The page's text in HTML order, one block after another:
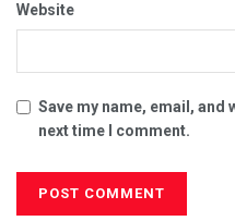
Website
Save my name, email,
next time I comment.